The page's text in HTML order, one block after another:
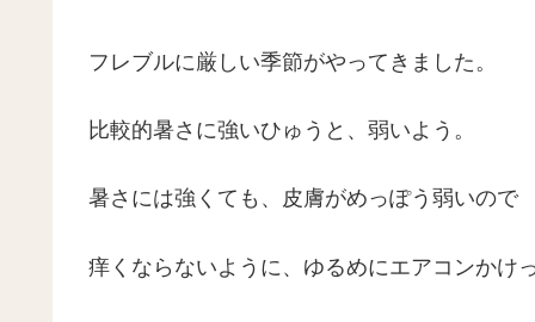
フレブルに厳しい季節がやってきました。
比較的暑さに強いひゅうと、弱いよう。
暑さには強くても、皮膚がめっぽう弱いので
痒くならないように、ゆるめにエアコンかけ